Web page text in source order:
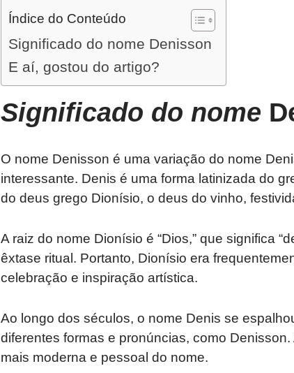
Índice do Conteúdo
Significado do nome Denisson
E aí, gostou do artigo?
Significado do nome
O nome Denisson é uma variação do nome
interessante. Denis é uma forma latinizada do
do deus grego Dionísio, o deus do vinho,
A raiz do nome Dionísio é “Dios,” que significa
êxtase ritual. Portanto, Dionísio era
celebração e inspiração artística.
Ao longo dos séculos, o nome Denis se
diferentes formas e pronúncias, como
mais moderna e pessoal do nome.